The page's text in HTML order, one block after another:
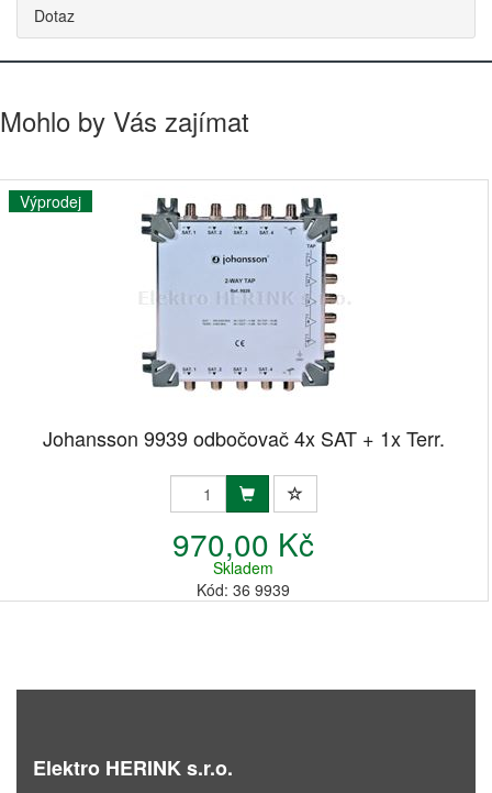
Dotaz
Mohlo by Vás zajímat
Výprodej
Johansson 9939 odbočovač 4x SAT + 1x Terr.
970,00 Kč
Skladem
Kód: 36 9939
Elektro HERINK s.r.o.